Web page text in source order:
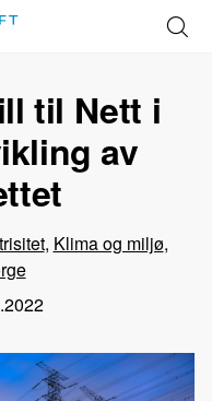
til Nett i
av
, Klima og miljø,